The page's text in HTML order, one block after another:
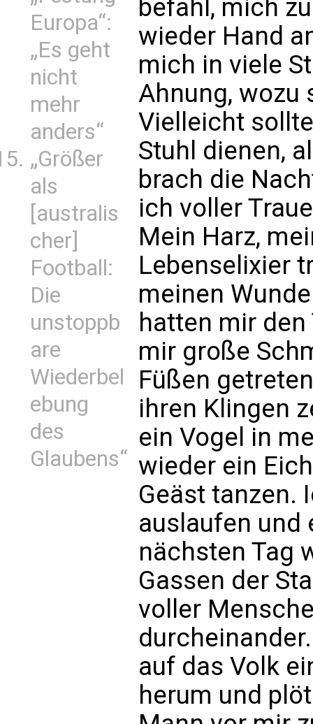
Europa“:
„Es geht
nicht
mehr
anders“
„Größer
als
[australis
cher]
Football:
Die
unstoppb
are
Wiederbel
ebung
des
Glaubens“
befahl, mich
wieder Hand
mich in viele
Ahnung, wozu
Vielleicht
Stuhl dienen,
brach die
ich voller
Mein Harz,
Lebenselixier
meinen
hatten mir
mir große
Füßen
ihren Klingen
ein Vogel in
wieder ein
Geäst tanzen.
auslaufen und
nächsten Tag
Gassen der
voller
auf das Volk
herum und